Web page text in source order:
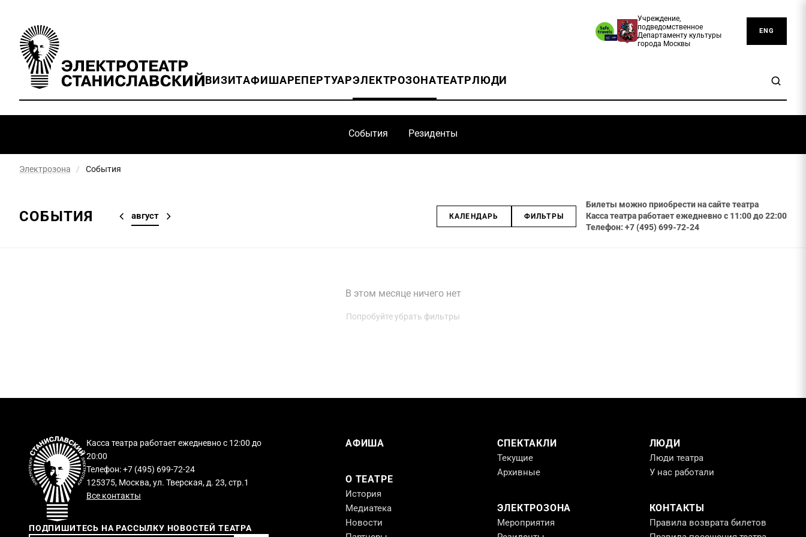
Учреждение,
подведомственное
Департаменту культуры
города Москвы
ENG
ВИЗИТАФИШАРЕПЕРТУАРЭЛЕКТРОЗОНАТЕАТРЛЮДИ
События Резиденты
Электрозона / События
СОБЫТИЯ август КАЛЕНДАРЬ ФИЛЬТРЫ
Билеты можно приобрести на сайте театра
Касса театра работает ежедневно с 11:00 до 22:00
Телефон: +7 (495) 699-72-24
В этом месяце ничего нет
Попробуйте убрать фильтры
Касса театра работает ежедневно с 12:00 до
20:00
Телефон: +7 (495) 699-72-24
125375, Москва, ул. Тверская, д. 23, стр.1
Все контакты
ПОДПИШИТЕСЬ НА РАССЫЛКУ НОВОСТЕЙ ТЕАТРА
АФИША
О ТЕАТРЕ
История
Медиатека
Новости
СПЕКТАКЛИ
Текущие
Архивные
ЭЛЕКТРОЗОНА
Мероприятия
ЛЮДИ
Люди театра
У нас работали
КОНТАКТЫ
Правила возврата билетов